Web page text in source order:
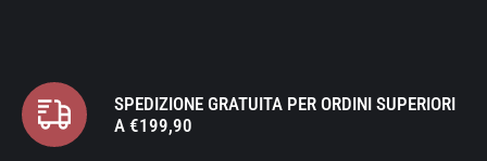
SPEDIZIONE GRATUITA PER ORDINI SUPERIORI
A €199,90